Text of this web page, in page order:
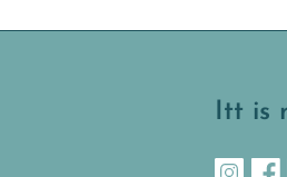
Itt is